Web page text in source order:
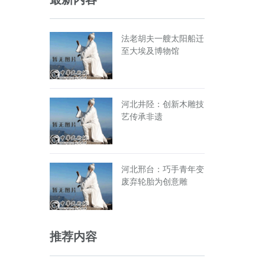
法老胡夫一艘太阳船迁
至大埃及博物馆
河北井陉：创新木雕技
艺传承非遗
河北邢台：巧手青年变
废弃轮胎为创意雕
推荐内容